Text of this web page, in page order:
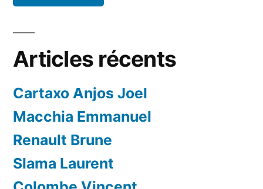
Articles récents
Cartaxo Anjos Joel
Macchia Emmanuel
Renault Brune
Slama Laurent